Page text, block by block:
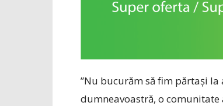
”Nu bucurăm să fim părtași
dumneavoastră, o